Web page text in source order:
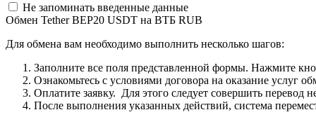
Не запоминать введенные данные
Обмен Tether BEP20 USDT на ВТБ RUB
Для обмена вам необходимо выполнить несколько шагов:
Заполните все поля представленной формы. Нажмите
Ознакомьтесь с условиями договора на оказание услуг
Оплатите заявку. Для этого следует совершить
После выполнения указанных действий, система